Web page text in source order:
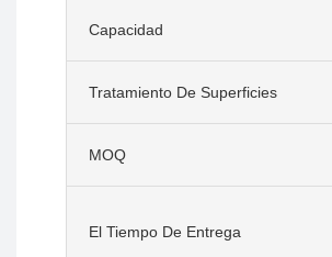
Capacidad
Tratamiento De Superficies
MOQ
El Tiempo De Entrega